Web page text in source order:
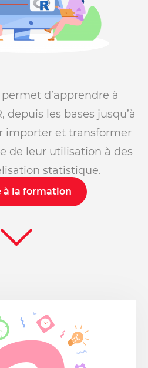
d’apprendre à
depuis les bases jusqu’à
importer et transformer
de leur utilisation à des
statistique.
à la formation